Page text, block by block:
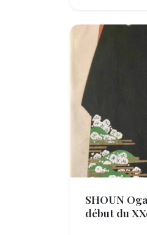
SHOUN
début du